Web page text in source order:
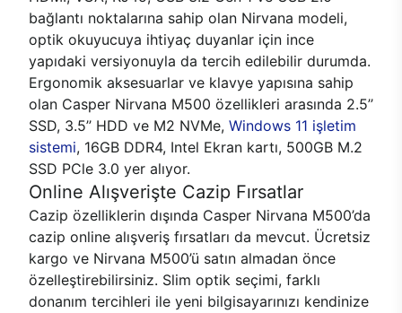
bağlantı noktalarına sahip olan Nirvana modeli,
optik okuyucuya ihtiyaç duyanlar için ince
yapıdaki versiyonuyla da tercih edilebilir durumda.
Ergonomik aksesuarlar ve klavye yapısına sahip
olan Casper Nirvana M500 özellikleri arasında 2.5’’
SSD, 3.5’’ HDD ve M2 NVMe, Windows 11 işletim
sistemi, 16GB DDR4, Intel Ekran kartı, 500GB M.2
SSD PCle 3.0 yer alıyor.
Online Alışverişte Cazip Fırsatlar
Cazip özelliklerin dışında Casper Nirvana M500’da
cazip online alışveriş fırsatları da mevcut. Ücretsiz
kargo ve Nirvana M500’ü satın almadan önce
özelleştirebilirsiniz. Slim optik seçimi, farklı
donanım tercihleri ile yeni bilgisayarınızı kendinize